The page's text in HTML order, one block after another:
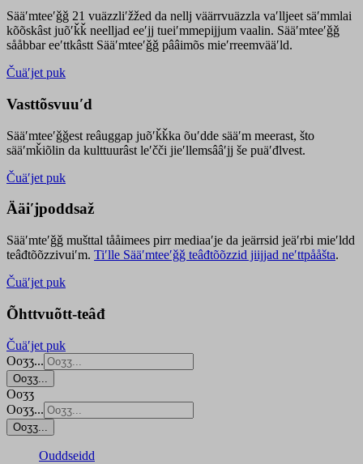
Sääʹmteeʹǧǧ 21 vuäzzliʹžžed da nellj väärrvuäzzla vaʹlljeet säʹmmlai
kõõskâst juõʹǩǩ neelljad eeʹjj tueiʹmmepijjum vaalin. Sääʹmteeʹǧǧ
sååbbar eeʹttkâstt Sääʹmteeʹǧǧ pââimõs mieʹrreemvääʹld.
Čuäʹjet puk
Vasttõsvuuʹd
Sääʹmteeʹǧǧest reâuggap juõʹǩǩka õuʹdde sääʹm meerast, što
sääʹmǩiõlin da kulttuurâst leʹčči jieʹllemsââʹjj še puäʹđlvest.
Čuäʹjet puk
Ääiʹjpoddsaž
Sääʹmteʹǧǧ mušttal tååimees pirr mediaaʹje da jeärrsid jeäʹrbi mieʹldd
teâđtõõzzivuiʹm. Tiʹlle Sääʹmteeʹǧǧ teâđtõõzzid jiijjad neʹttpååšta.
Čuäʹjet puk
Õhttvuõtt-teâđ
Čuäʹjet puk
Ooʒʒ...
Ooʒʒ...
Ooʒʒ
Ooʒʒ...
Ooʒʒ...
Ouddseidd